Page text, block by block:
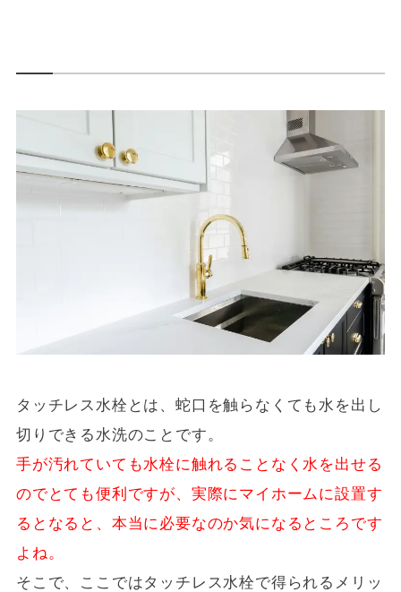
タッチレス水栓とは、蛇口を触らなくても水を出し
切りできる水洗のことです。
手が汚れていても水栓に触れることなく水を出せる
のでとても便利ですが、実際にマイホームに設置す
るとなると、本当に必要なのか気になるところです
よね。
そこで、ここではタッチレス水栓で得られるメリッ